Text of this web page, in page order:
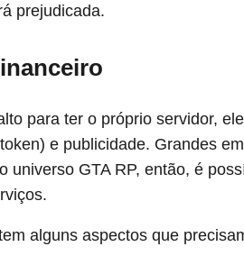
prejudicada.
para ter o próprio servidor,
e publicidade. Grandes
universo GTA RP, então, é
alguns aspectos que